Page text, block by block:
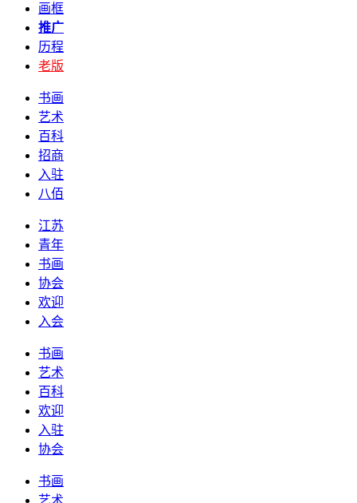
画框
推广
历程
老版
书画
艺术
百科
招商
入驻
八佰
江苏
青年
书画
协会
欢迎
入会
书画
艺术
百科
欢迎
入驻
协会
书画
艺术